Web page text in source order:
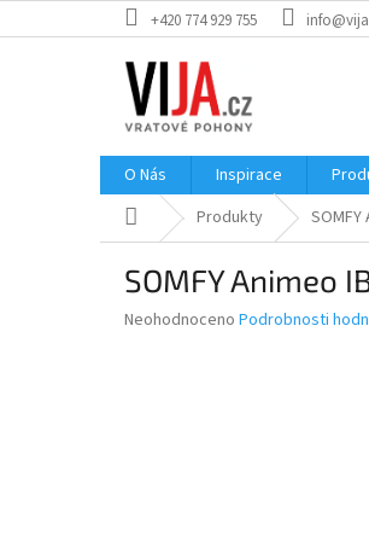
na
+420 774 929 755
O Nás Inspirace
Domů Produkty
SOMFY Animeo
Průměrné
Neohodnoceno Podrobnosti